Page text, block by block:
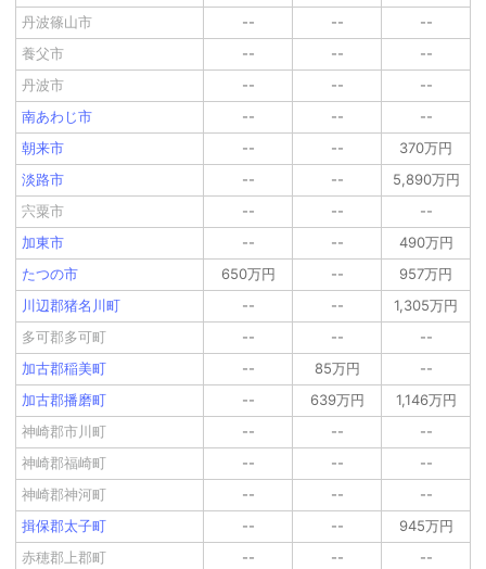
丹波篠山市
-- --
--
養父市
-- --
--
丹波市
-- --
--
南あわじ市
-- --
--
朝来市
-- --
370万円
淡路市
-- --
5,890万円
宍粟市
-- --
--
加東市
-- --
490万円
たつの市
650万円 --
957万円
川辺郡猪名川町
-- --
1,305万円
多可郡多可町
-- --
--
加古郡稲美町
-- 85万円
--
加古郡播磨町
-- 639万円
1,146万円
神崎郡市川町
-- --
--
神崎郡福崎町
-- --
--
神崎郡神河町
-- --
--
揖保郡太子町
-- --
945万円
赤穂郡上郡町
-- --
--